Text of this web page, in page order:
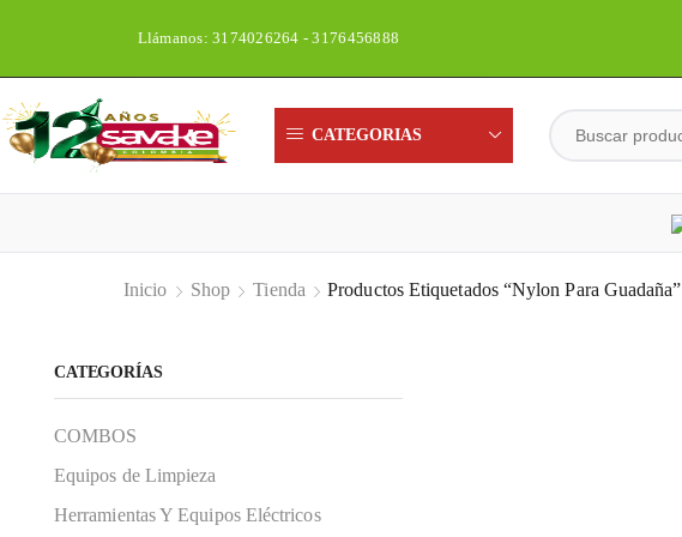
Llámanos: 3174026264 - 3176456888
CATEGORIAS
Inicio Shop Tienda Productos Etiquetados “Nylon Para Guadaña”
CATEGORÍAS
COMBOS
Equipos de Limpieza
Herramientas Y Equipos Eléctricos